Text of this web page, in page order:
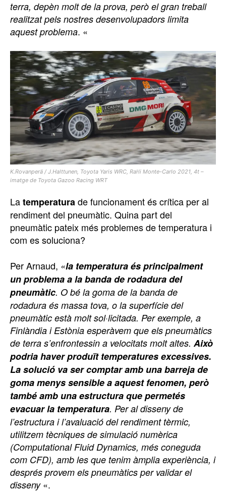
terra, depèn molt de la prova, però el gran treball
realitzat pels nostres desenvolupadors limita
aquest problema. «
K.Rovanperä / J.Halttunen, Toyota Yaris WRC, Ral·li Monte-Carlo 2021, 4t –
imatge de Toyota Gazoo Racing WRT
Latemperaturade funcionament és crítica per al
rendiment del pneumàtic. Quina part del
pneumàtic pateix més problemes de temperatura i
com es soluciona?
Per Arnaud, «la temperatura és principalment
un problema a la banda de rodadura del
pneumàtic. O bé la goma de la banda de
rodadura és massa tova, o la superfície del
pneumàtic està molt sol·licitada. Per exemple, a
Finlàndia i Estònia esperàvem que els pneumàtics
de terra s’enfrontessin a velocitats molt altes. Això
podria haver produït temperatures excessives.
La solució va ser comptar amb una barreja de
goma menys sensible a aquest fenomen, però
també amb una estructura que permetés
evacuar la temperatura. Per al disseny de
l’estructura i l’avaluació del rendiment tèrmic,
utilitzem tècniques de simulació numèrica
(Computational Fluid Dynamics, més coneguda
com CFD), amb les que tenim àmplia experiència, i
després provem els pneumàtics per validar el
disseny «.